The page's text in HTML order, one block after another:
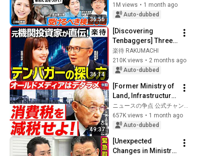
36:56
Should Get / The
Incredible Value of
1M views • 1 month ago
Auto-dubbed
36:14
[Discovering
Tenbaggers] Three
conditions for a
stock that will
increase tenfold!
楽待 RAKUMACHI
210K views • 2 months ago
Auto-dubbed
49:37
[Former Ministry of
Land, Infrastructure,
Transport and
Tourism Official
Speaks Out]
ニュースの争点 公式チャンネル
657K views • 1 month ago
Auto-dubbed
[Unexpected
Changes in Ministry